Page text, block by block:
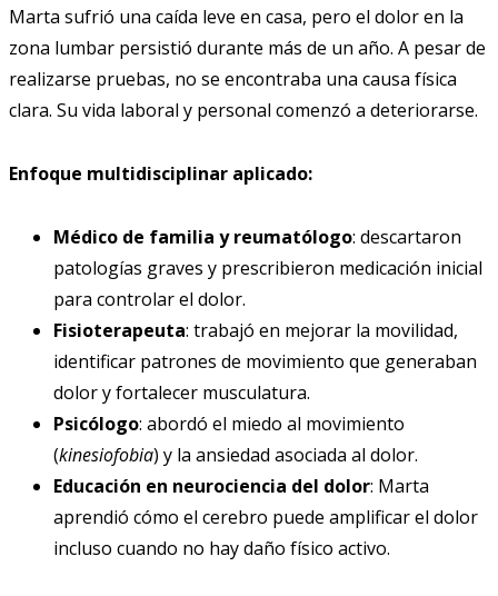
Marta sufrió una caída leve en casa, pero el dolor en la
zona lumbar persistió durante más de un año. A pesar de
realizarse pruebas, no se encontraba una causa física
clara. Su vida laboral y personal comenzó a deteriorarse.
Enfoque multidisciplinar aplicado:
Médico de familia y reumatólogo: descartaron
patologías graves y prescribieron medicación inicial
para controlar el dolor.
Fisioterapeuta: trabajó en mejorar la movilidad,
identificar patrones de movimiento que generaban
dolor y fortalecer musculatura.
Psicólogo: abordó el miedo al movimiento
(kinesiofobia) y la ansiedad asociada al dolor.
Educación en neurociencia del dolor: Marta
aprendió cómo el cerebro puede amplificar el dolor
incluso cuando no hay daño físico activo.